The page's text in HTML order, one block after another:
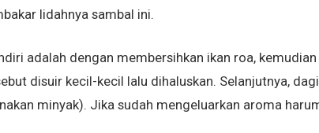
lidahnya sambal ini.
adalah dengan membersihkan ikan roa,
disuir kecil-kecil lalu dihaluskan. Selanjutnya,
minyak). Jika sudah mengeluarkan aroma